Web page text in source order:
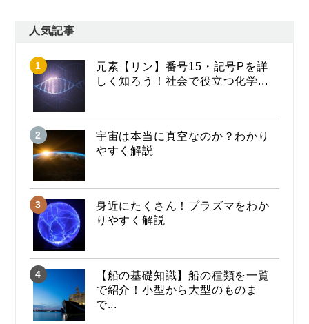
人気記事
元素【リン】番号15・記号Pを詳
しく知ろう！社会で役立つ化学...
宇宙は本当に真空なのか？わかり
やすく解説
身近にたくさん！プラズマをわか
りやすく解説
【船の基礎知識】船の種類を一覧
で紹介！小型から大型のものま
で...